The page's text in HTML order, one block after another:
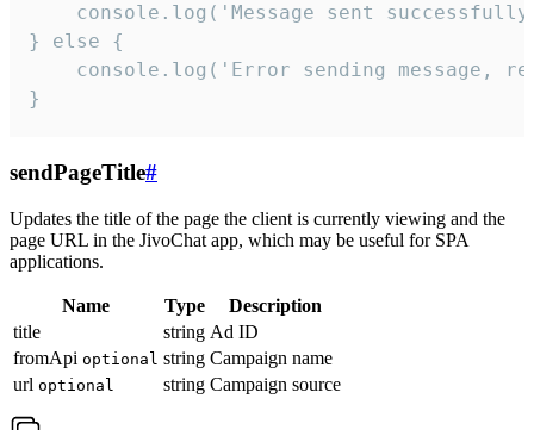
console.log('Message sent
} else {
console.log('Error sending message,
}
sendPageTitle#
Updates the title of the page the client is currently viewing and the
page URL in the JivoChat app, which may be useful for SPA
applications.
Name Type
Description
title
string Ad ID
fromApi optional string Campaign name
url optional string Campaign source